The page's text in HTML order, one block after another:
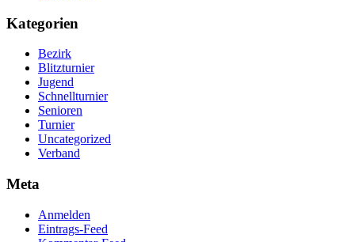
Kategorien
Bezirk
Blitzturnier
Jugend
Schnellturnier
Senioren
Turnier
Uncategorized
Verband
Meta
Anmelden
Eintrags-Feed